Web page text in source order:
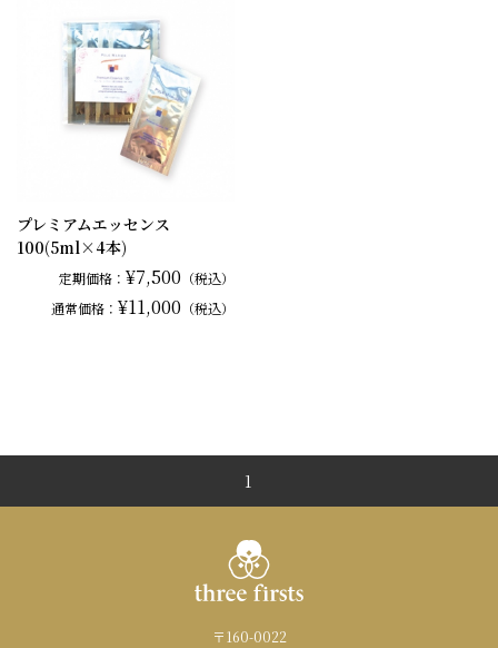
プレミアムエッセンス
100(5ml×4本)
定期価格：¥7,500 （税込）
通常価格：¥11,000 （税込）
1
〒160-0022